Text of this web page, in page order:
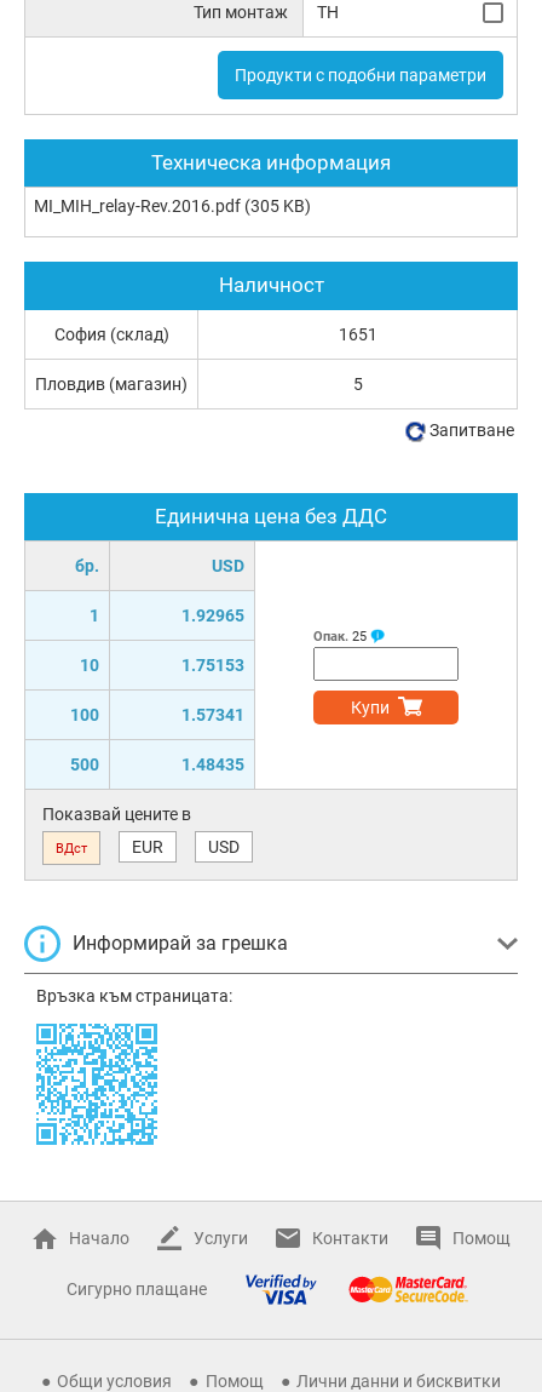
Тип монтаж TH
Продукти с подобни параметри
Техническа информация
MI_MIH_relay-Rev.2016.pdf (305 KB)
Единична цена без ДДС
бр. USD
1 1.92965
10 1.75153
100 1.57341
500 1.48435
Опак. 25
Купи
Показвай цените в
ВДст EUR USD
Информирай за грешка
Връзка към страницата:
Наличност
София (склад) 1651
Пловдив (магазин) 5
Запитване
Начало Услуги Контакти Помощ
Сигурно плащане
Общи условия Помощ Лични данни и бисквитки